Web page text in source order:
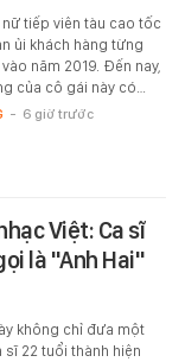
nữ tiếp viên tàu cao tốc
ủi khách hàng từng
năm 2019. Đến nay,
của cô gái này có…
- 6 giờ trước
Việt: Ca sĩ
là "Anh Hai"
không chỉ đưa một
sĩ 22 tuổi thành hiện